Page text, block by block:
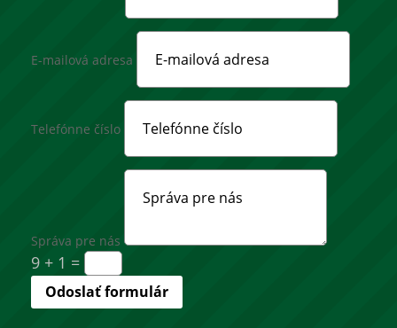
E-mailová adresa
Telefónne číslo
Správa pre nás
9 + 1 =
Odoslať formulár